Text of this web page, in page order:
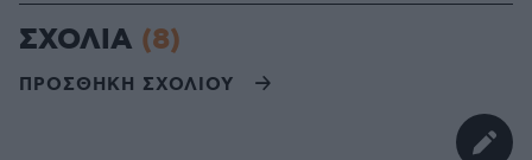
ΣΧΟΛΙΑ (8)
ΠΡΟΣΘΗΚΗ ΣΧΟΛΙΟΥ